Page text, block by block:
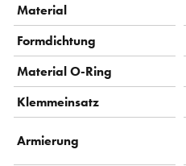
Material
Formdichtung
Material O-Ring
Klemmeinsatz
Armierung